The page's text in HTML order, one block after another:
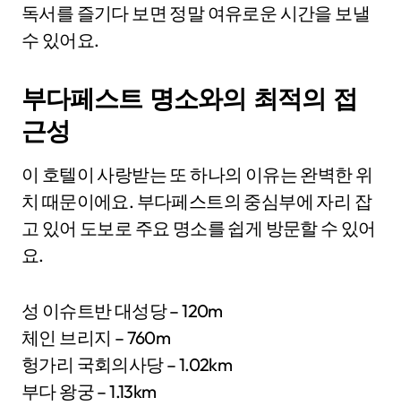
독서를 즐기다 보면 정말 여유로운 시간을 보낼
수 있어요.
부다페스트 명소와의 최적의 접
근성
이 호텔이 사랑받는 또 하나의 이유는 완벽한 위
치 때문이에요. 부다페스트의 중심부에 자리 잡
고 있어 도보로 주요 명소를 쉽게 방문할 수 있어
요.
성 이슈트반 대성당 – 120m
체인 브리지 – 760m
헝가리 국회의사당 – 1.02km
부다 왕궁 – 1.13km